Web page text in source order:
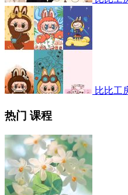
比比工
热门 课程